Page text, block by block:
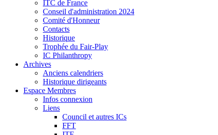
ITC de France
Conseil d'administration 2024
Comité d'Honneur
Contacts
Historique
Trophée du Fair-Play
IC Philanthropy
Archives
Anciens calendriers
Historique dirigeants
Espace Membres
Infos connexion
Liens
Council et autres ICs
FFT